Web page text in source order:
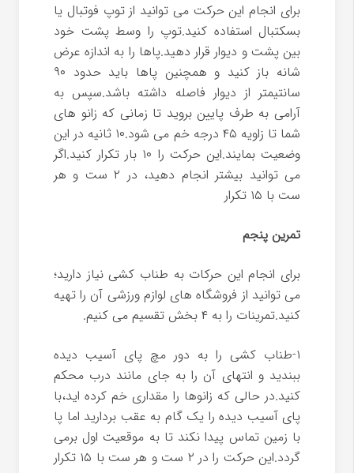
برای انجام این حرکت می توانید از توپ فوتبال یا
بسکتبال استفاده کنید.توپ را وسط پشت خود
بین پشت و دیوار قرار دهید.پاها را به اندازه عرض
شانه باز کنید و همچنین پاها باید حدود ۹۰
سانتیمتر از دیوار فاصله داشته باشد.سپس به
آرامی به طرف پایین بروید تا زمانی که زانو های
شما تا زاویه ۴۵ درجه خم می شود.۱۰ ثانیه در این
وضعیت بمایند.این حرکت را ۱۰ بار تکرار کنید.اگر
می توانید بیشتر انجام دهید، در ۲ ست و هر
ست با ۱۵ تکرار
تمرین پنجم
برای انجام این حرکات به طناب کشی نیاز دارید؛
می توانید از فروشگاه های لوازم ورزشی آن را تهیه
کنید.تمرینات را به ۴ بخش تقسیم می کنیم.
۱-طناب کشی را به دور مچ پای آسیب دیده
ببندید و انتهای آن را به جای مانند درب محکم
کنید.در حالی که زانوها را مقداری خم کرده اید،با
پای آسیب دیده را یک گام به عقب بردارید اما پا
با زمین تماس پیدا نکند تا به موقعیت اول برمی
گردد.این حرکت را در ۲ ست و هر ست با ۱۵ تکرار